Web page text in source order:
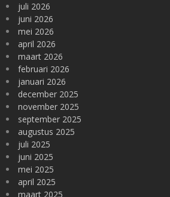
juli 2026
juni 2026
mei 2026
april 2026
maart 2026
februari 2026
januari 2026
december 2025
november 2025
september 2025
augustus 2025
juli 2025
juni 2025
mei 2025
april 2025
maart 2025